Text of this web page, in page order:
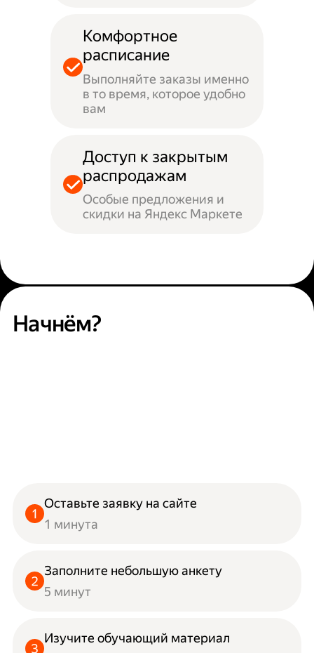
Комфортное
расписание
Выполняйте заказы именно
в то время, которое удобно
вам
Доступ к закрытым
распродажам
Особые предложения и
скидки на Яндекс Маркете
Начнём?
Оставьте заявку на сайте
1 минута
Заполните небольшую анкету
5 минут
Изучите обучающий материал